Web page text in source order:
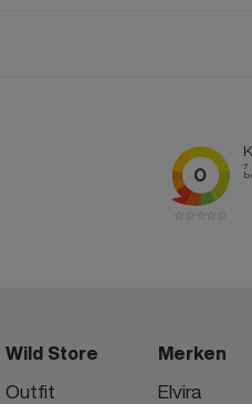
Wild Store
Outfit
Merken
Elvira